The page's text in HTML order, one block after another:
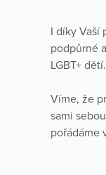
I díky Vaší
podpůrné
LGBT+ dětí.
Víme, že
sami
pořádáme